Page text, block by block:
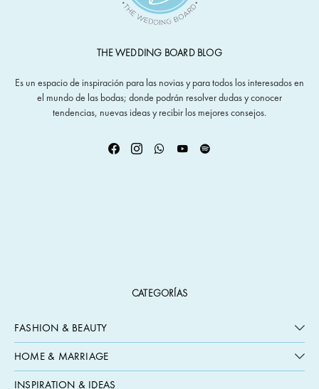
THE WEDDING BOARD BLOG
Es un espacio de inspiración para las novias y para todos los interesados en
el mundo de las bodas; donde podrán resolver dudas y conocer
tendencias, nuevas ideas y recibir los mejores consejos.
CATEGORÍAS
FASHION & BEAUTY
HOME & MARRIAGE
INSPIRATION & IDEAS